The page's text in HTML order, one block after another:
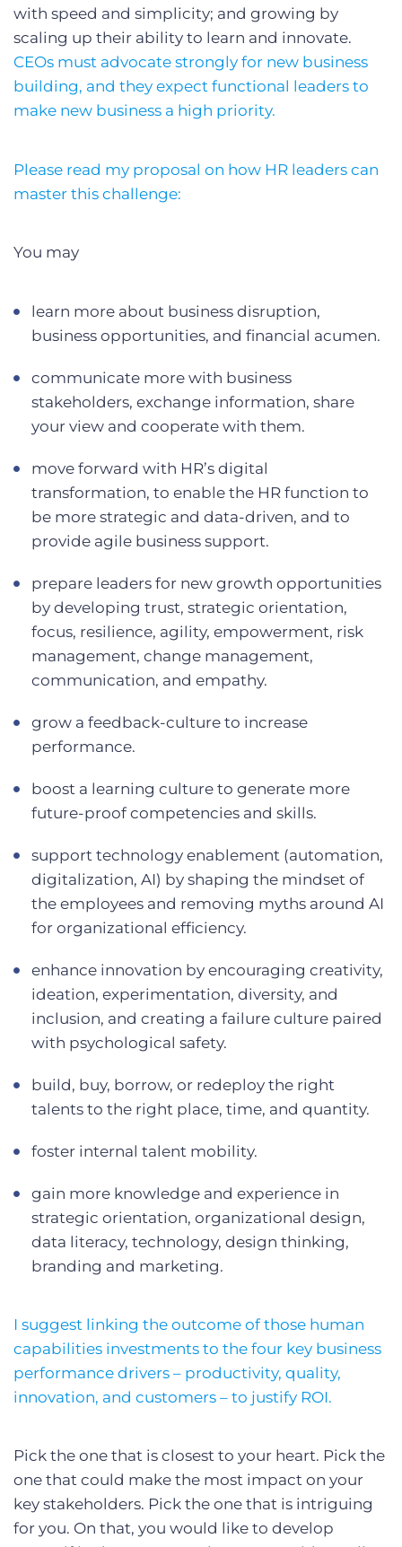
with speed and simplicity; and growing by
scaling up their ability to learn and innovate.
CEOs must advocate strongly for new business
building, and they expect functional leaders to
make new business a high priority.
Please read my proposal on how HR leaders can
master this challenge:
You may
learn more about business disruption,
business opportunities, and financial acumen.
communicate more with business
stakeholders, exchange information, share
your view and cooperate with them.
move forward with HR’s digital
transformation, to enable the HR function to
be more strategic and data-driven, and to
provide agile business support.
prepare leaders for new growth opportunities
by developing trust, strategic orientation,
focus, resilience, agility, empowerment, risk
management, change management,
communication, and empathy.
grow a feedback-culture to increase
performance.
boost a learning culture to generate more
future-proof competencies and skills.
support technology enablement (automation,
digitalization, AI) by shaping the mindset of
the employees and removing myths around AI
for organizational efficiency.
enhance innovation by encouraging creativity,
ideation, experimentation, diversity, and
inclusion, and creating a failure culture paired
with psychological safety.
build, buy, borrow, or redeploy the right
talents to the right place, time, and quantity.
foster internal talent mobility.
gain more knowledge and experience in
strategic orientation, organizational design,
data literacy, technology, design thinking,
branding and marketing.
I suggest linking the outcome of those human
capabilities investments to the four key business
performance drivers – productivity, quality,
innovation, and customers – to justify ROI.
Pick the one that is closest to your heart. Pick the
one that could make the most impact on your
key stakeholders. Pick the one that is intriguing
for you. On that, you would like to develop